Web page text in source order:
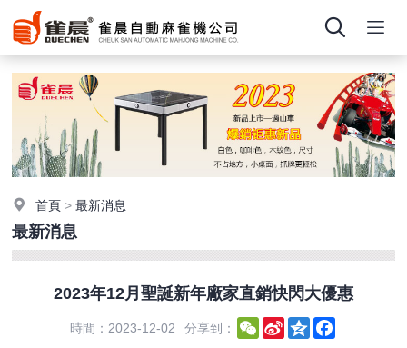
首頁 >最新消息
最新消息
2023年12月聖誕新年廠家直銷快閃大優惠
時間：2023-12-02 分享到： WeChat
Sina
Weibo
Qzone